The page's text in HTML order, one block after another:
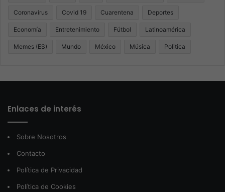
Coronavirus Covid 19 Cuarentena Deportes
Economía Entretenimiento Fútbol Latinoamérica
Memes (ES) Mundo México Música Politica
Enlaces de interés
Sobre Nosotros
Contacto
Política de Privacidad
Política de Cookies